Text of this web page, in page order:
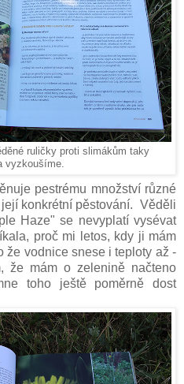
ruličky proti slimákům taky
vyzkoušíme.
pestrému množství různé
konkrétní pěstování. Věděli
Haze" se nevyplatí vysévat
proč mi letos, kdy ji mám
že vodnice snese i teploty až -
že mám o zelenině načteno
toho ještě poměrně dost